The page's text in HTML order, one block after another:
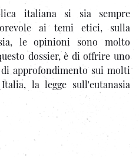
italiana si sia sempre
ai temi etici, sulla
le opinioni sono molto
dossier, è di offrire uno
approfondimento sui molti
la legge sull'eutanasia